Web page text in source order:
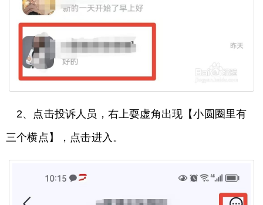
2、点击投诉人员，右上耍虚角出现【小圆圈里有
三个横点】，点击进入。